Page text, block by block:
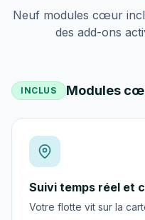
Neuf modules cœur
des add-ons
INCLUS Modules
Suivi temps réel et
Votre flotte vit sur la